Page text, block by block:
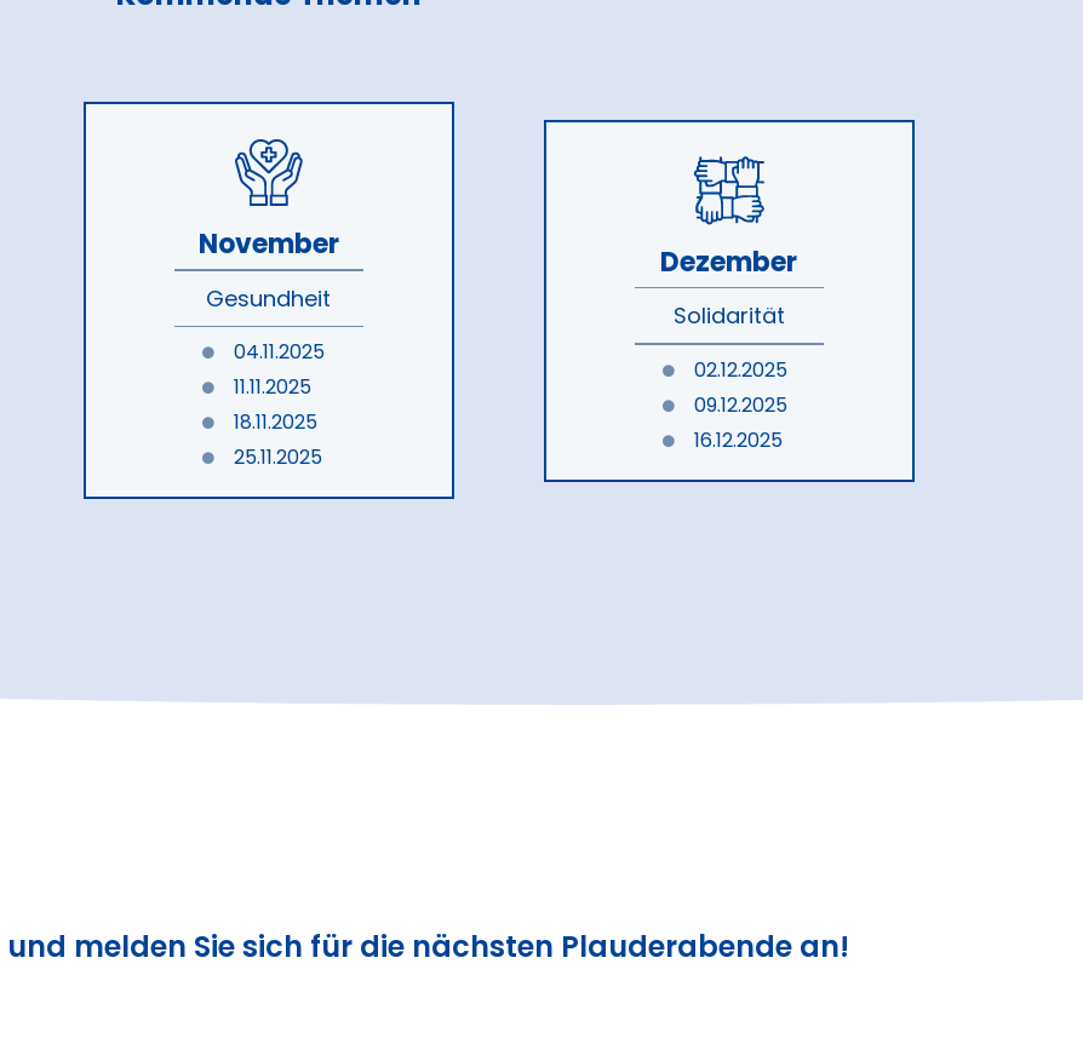
November
Gesundheit
04.11.2025
11.11.2025
18.11.2025
25.11.2025
Dezember
Solidarität
02.12.2025
09.12.2025
16.12.2025
melden Sie sich für die nächsten Plauderabende an!